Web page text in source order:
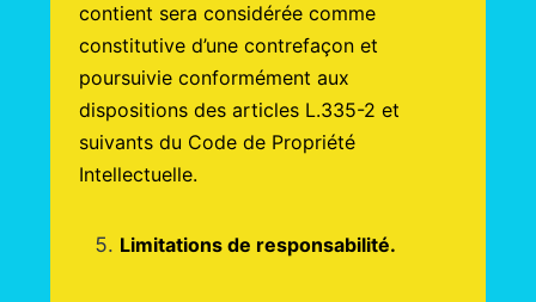
contient sera considérée comme
constitutive d’une contrefaçon et
poursuivie conformément aux
dispositions des articles L.335-2 et
suivants du Code de Propriété
Intellectuelle.
Limitations de responsabilité.